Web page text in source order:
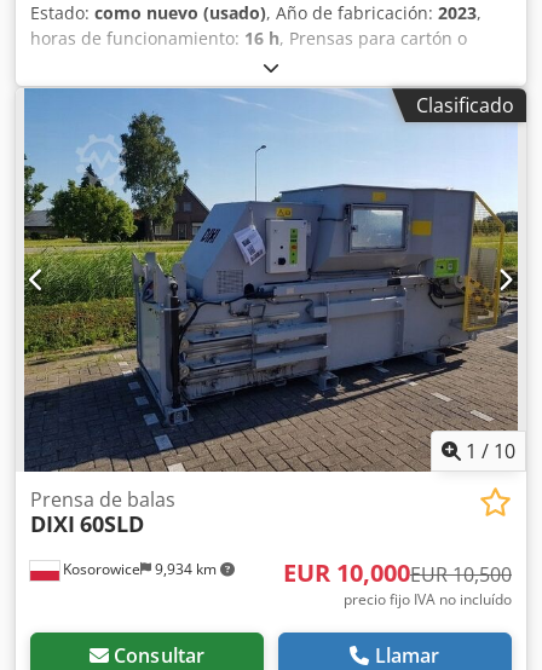
Estado: como nuevo (usado), Año de fabricación: 2023,
horas de funcionamiento: 16 h, Prensas para cartón o
materias primas: como nuevas Se vende una prensa para
materias primas, en condiciones como nuevas, para la
compactación de cartón. La prensa se adquirió
originalmente para compactar cartón. Tras su puesta en
marcha, el proveedor optó por otro tipo de embalaje, por
lo que la prensa ya no era necesaria. Estado: Djdpezdrf
Rofx Accokr Como nueva Poco o nada utilizada Lista para
su uso inmediato Una oportunidad ideal para adquirir una
máquina de alta calidad en condiciones como nuevas.
Adjunto la factura original en los documentos que se
encuentran más abajo.
Clasificado
1 / 10
Kosorowice 9,934 km
Prensa de balas
DIXI 60SLD
EUR 10,000EUR 10,500
precio fijo IVA no incluído
Consultar Llamar